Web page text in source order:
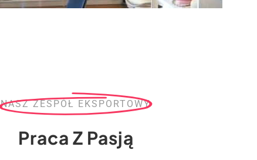
NASZ ZESPÓŁ EKSPORTOWY
Praca Z Pasją